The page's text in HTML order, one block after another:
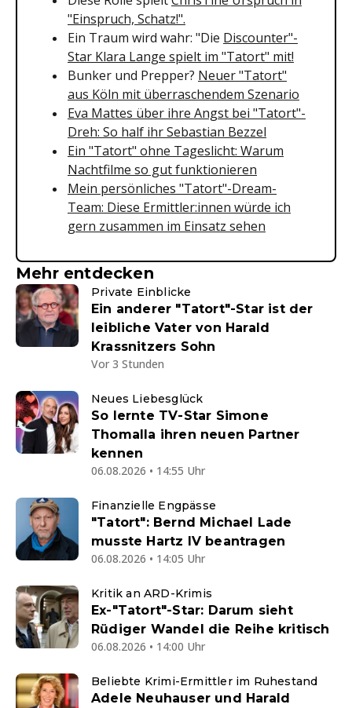
"Einspruch, Schatz!".
Ein Traum wird wahr: "Die Discounter"-
Star Klara Lange spielt im "Tatort" mit!
Bunker und Prepper? Neuer "Tatort"
aus Köln mit überraschendem Szenario
Eva Mattes über ihre Angst bei "Tatort"-
Dreh: So half ihr Sebastian Bezzel
Ein "Tatort" ohne Tageslicht: Warum
Nachtfilme so gut funktionieren
Mein persönliches "Tatort"-Dream-
Team: Diese Ermittler:innen würde ich
gern zusammen im Einsatz sehen
Mehr entdecken
Private Einblicke
Ein anderer "Tatort"-Star ist der
leibliche Vater von Harald
Krassnitzers Sohn
Vor 3 Stunden
Neues Liebesglück
So lernte TV-Star Simone
Thomalla ihren neuen Partner
kennen
06.08.2026 • 14:55 Uhr
Finanzielle Engpässe
"Tatort": Bernd Michael Lade
musste Hartz IV beantragen
06.08.2026 • 14:05 Uhr
Kritik an ARD-Krimis
Ex-"Tatort"-Star: Darum sieht
Rüdiger Wandel die Reihe kritisch
06.08.2026 • 14:00 Uhr
Beliebte Krimi-Ermittler im Ruhestand
Adele Neuhauser und Harald